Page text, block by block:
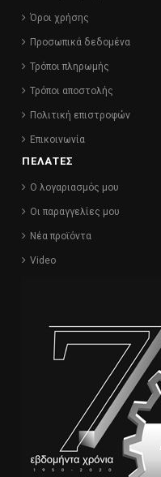
Όροι χρήσης
Προσωπικά δεδομένα
Τρόποι πληρωμής
Τρόποι αποστολής
Πολιτική επιστροφών
Επικοινωνία
ΠΕΛΑΤΕΣ
Ο λογαριασμός μου
Οι παραγγελίες μου
Νέα προϊόντα
Video